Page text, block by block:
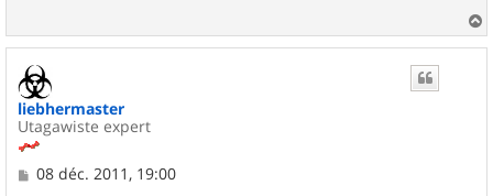
a
liebhermaster
Utagawiste expert
M
08 déc. 2011, 19:00